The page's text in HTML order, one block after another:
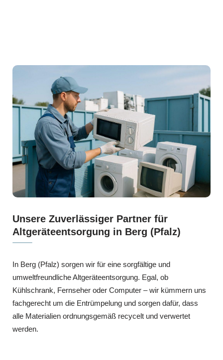
Unsere Zuverlässiger Partner für
Altgeräteentsorgung in Berg (Pfalz)
In Berg (Pfalz) sorgen wir für eine sorgfältige und
umweltfreundliche Altgeräteentsorgung. Egal, ob
Kühlschrank, Fernseher oder Computer – wir kümmern uns
fachgerecht um die Entrümpelung und sorgen dafür, dass
alle Materialien ordnungsgemäß recycelt und verwertet
werden.